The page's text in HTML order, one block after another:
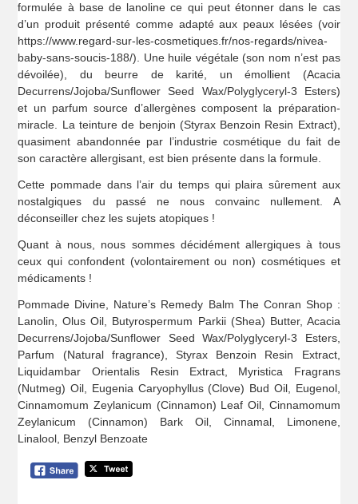
formulée à base de lanoline ce qui peut étonner dans le cas
d’un produit présenté comme adapté aux peaux lésées (voir
https://www.regard-sur-les-cosmetiques.fr/nos-regards/nivea-
baby-sans-soucis-188/). Une huile végétale (son nom n’est pas
dévoilée), du beurre de karité, un émollient (Acacia
Decurrens/Jojoba/Sunflower Seed Wax/Polyglyceryl-3 Esters)
et un parfum source d’allergènes composent la préparation-
miracle. La teinture de benjoin (Styrax Benzoin Resin Extract),
quasiment abandonnée par l’industrie cosmétique du fait de
son caractère allergisant, est bien présente dans la formule.
Cette pommade dans l’air du temps qui plaira sûrement aux
nostalgiques du passé ne nous convainc nullement. A
déconseiller chez les sujets atopiques !
Quant à nous, nous sommes décidément allergiques à tous
ceux qui confondent (volontairement ou non) cosmétiques et
médicaments !
Pommade Divine, Nature’s Remedy Balm The Conran Shop :
Lanolin, Olus Oil, Butyrospermum Parkii (Shea) Butter, Acacia
Decurrens/Jojoba/Sunflower Seed Wax/Polyglyceryl-3 Esters,
Parfum (Natural fragrance), Styrax Benzoin Resin Extract,
Liquidambar Orientalis Resin Extract, Myristica Fragrans
(Nutmeg) Oil, Eugenia Caryophyllus (Clove) Bud Oil, Eugenol,
Cinnamomum Zeylanicum (Cinnamon) Leaf Oil, Cinnamomum
Zeylanicum (Cinnamon) Bark Oil, Cinnamal, Limonene,
Linalool, Benzyl Benzoate